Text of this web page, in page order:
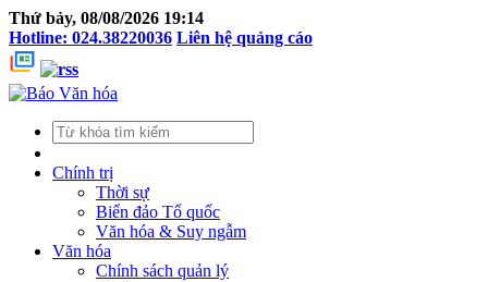
Thứ bảy, 08/08/2026 19:14
Hotline: 024.38220036 Liên hệ quảng cáo
Chính trị
Thời sự
Biển đảo Tổ quốc
Văn hóa & Suy ngẫm
Văn hóa
Chính sách quản lý